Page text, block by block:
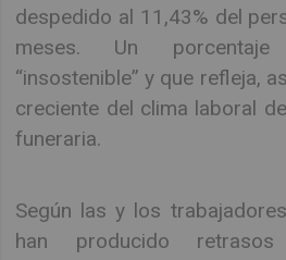
despedido al 11,43% del
meses. Un
“insostenible” y que refleja,
creciente del clima laboral
funeraria.
Según las y los
han producido